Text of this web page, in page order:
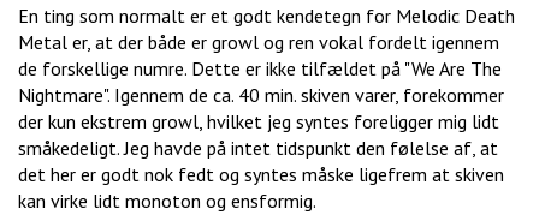
En ting som normalt er et godt kendetegn for Melodic Death
Metal er, at der både er growl og ren vokal fordelt igennem
de forskellige numre. Dette er ikke tilfældet på "We Are The
Nightmare". Igennem de ca. 40 min. skiven varer, forekommer
der kun ekstrem growl, hvilket jeg syntes foreligger mig lidt
småkedeligt. Jeg havde på intet tidspunkt den følelse af, at
det her er godt nok fedt og syntes måske ligefrem at skiven
kan virke lidt monoton og ensformig.